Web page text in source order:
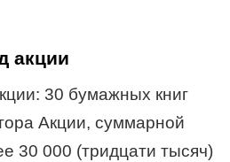
акции
30 бумажных книг
Акции, суммарной
30 000 (тридцати тысяч)